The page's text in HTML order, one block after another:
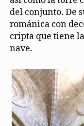
del conjunto. De
románica con
cripta que tiene
nave.